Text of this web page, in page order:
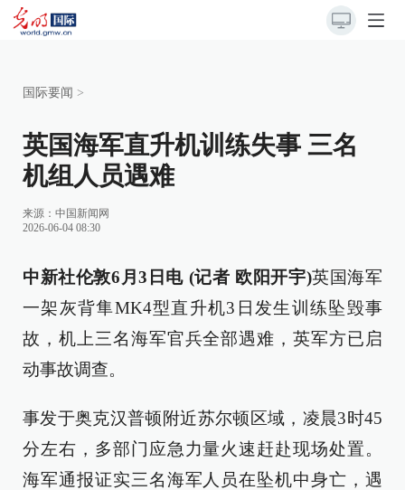
国际要闻 >
英国海军直升机训练失事 三名
机组人员遇难
来源： 中国新闻网
2026-06-04 08:30
中新社伦敦6月3日电 (记者 欧阳开宇)英国海军
一架灰背隼MK4型直升机3日发生训练坠毁事
故，机上三名海军官兵全部遇难，英军方已启
动事故调查。
事发于奥克汉普顿附近苏尔顿区域，凌晨3时45
分左右，多部门应急力量火速赶赴现场处置。
海军通报证实三名海军人员在坠机中身亡，遇